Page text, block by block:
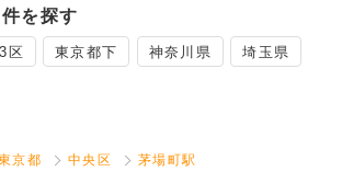
を探す
区 東京都下 神奈川県 埼玉県
京都 中央区 茅場町駅